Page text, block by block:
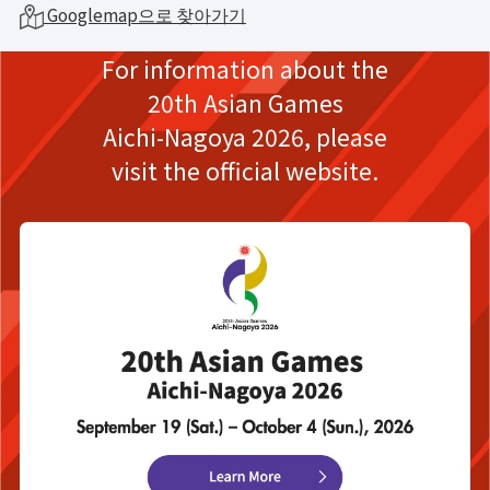
Googlemap으로 찾아가기
For information about the
20th Asian Games
Aichi-Nagoya 2026, please
visit the official website.